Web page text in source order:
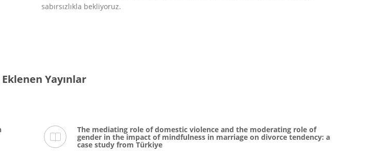
sabırsızlıkla bekliyoruz.
Eklenen Yayınlar
The mediating role of domestic violence and the moderating role of
gender in the impact of mindfulness in marriage on divorce tendency: a
case study from Türkiye